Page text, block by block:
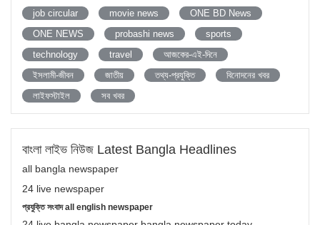
job circular
movie news
ONE BD News
ONE NEWS
probashi news
sports
technology
travel
আজকের-এই-দিনে
ইসলামী-জীবন
জাতীয় তথ্য-প্রযুক্তি
বিনোদনের খবর
লাইফস্টাইল
সব খবর
বাংলা লাইভ নিউজ Latest Bangla Headlines
all bangla newspaper
24 live newspaper
প্রযুক্তি সংবাদ all english newspaper